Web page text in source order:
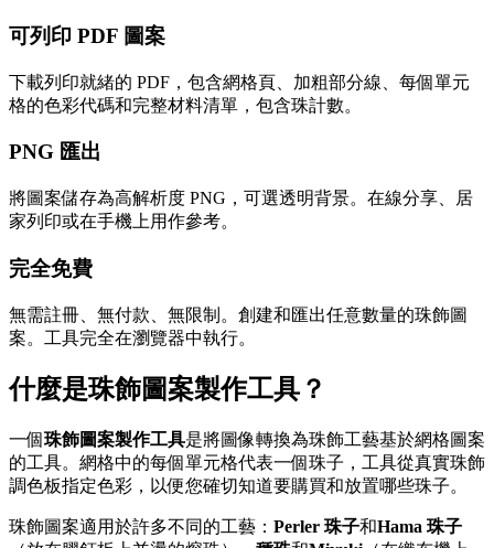
可列印 PDF 圖案
下載列印就緒的 PDF，包含網格頁、加粗部分線、每個單元
格的色彩代碼和完整材料清單，包含珠計數。
PNG 匯出
將圖案儲存為高解析度 PNG，可選透明背景。在線分享、居
家列印或在手機上用作參考。
完全免費
無需註冊、無付款、無限制。創建和匯出任意數量的珠飾圖
案。工具完全在瀏覽器中執行。
什麼是珠飾圖案製作工具？
一個珠飾圖案製作工具是將圖像轉換為珠飾工藝基於網格圖案
的工具。網格中的每個單元格代表一個珠子，工具從真實珠飾
調色板指定色彩，以便您確切知道要購買和放置哪些珠子。
珠飾圖案適用於許多不同的工藝： Perler 珠子和Hama 珠子